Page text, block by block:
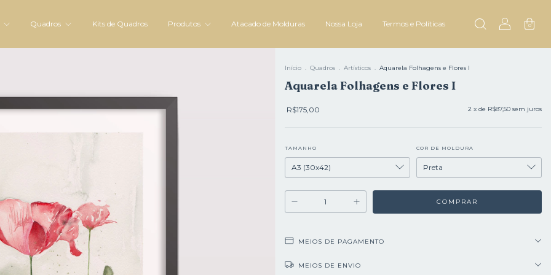
Quadros Kits de Quadros Produtos Atacado de Molduras Nossa Loja Termos e Políticas 0
Início . Quadros . Artísticos . Aquarela Folhagens e Flores I
Aquarela Folhagens e Flores I
R$175,00 2 x de R$87,50 sem juros
TAMANHO COR DE MOLDURA
MEIOS DE PAGAMENTO
MEIOS DE ENVIO